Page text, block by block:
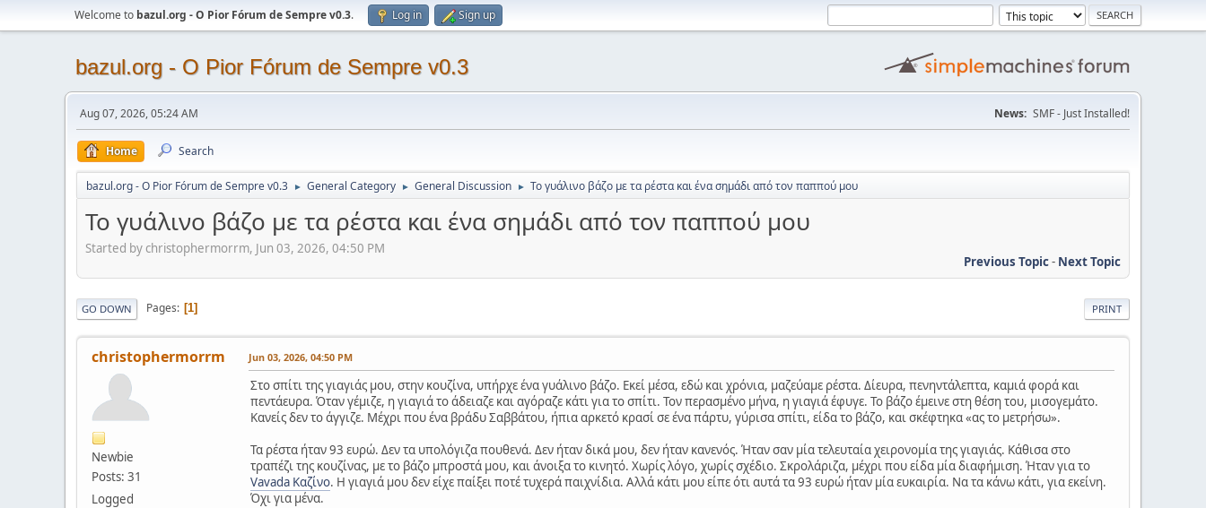
Welcome to bazul.org - O Pior Fórum de Sempre v0.3. Log in Sign up
bazul.org - O Pior Fórum de Sempre v0.3
Aug 07, 2026, 05:24 AM News: SMF - Just Installed!
Home Search
bazul.org - O Pior Fórum de Sempre v0.3 ► General Category ► General Discussion ► Το γυάλινο βάζο με τα ρέστα και ένα σημάδι από τον παππού μου
Το γυάλινο βάζο με τα ρέστα και ένα σημάδι από τον παππού μου
Started by christophermorrm, Jun 03, 2026, 04:50 PM
Previous Topic- Next Topic
PRINT
GO DOWN Pages 1
christophermorrm
Newbie
Posts: 31
Logged
Jun 03, 2026, 04:50 PM
Στο σπίτι της γιαγιάς μου, στην κουζίνα, υπήρχε ένα γυάλινο βάζο. Εκεί μέσα, εδώ και χρόνια, μαζεύαμε ρέστα. Δίευρα, πενηντάλεπτα, καμιά φορά και
πεντάευρα. Όταν γέμιζε, η γιαγιά το άδειαζε και αγόραζε κάτι για το σπίτι. Τον περασμένο μήνα, η γιαγιά έφυγε. Το βάζο έμεινε στη θέση του, μισογεμάτο.
Κανείς δεν το άγγιζε. Μέχρι που ένα βράδυ Σαββάτου, ήπια αρκετό κρασί σε ένα πάρτυ, γύρισα σπίτι, είδα το βάζο, και σκέφτηκα «ας το μετρήσω».
Τα ρέστα ήταν 93 ευρώ. Δεν τα υπολόγιζα πουθενά. Δεν ήταν δικά μου, δεν ήταν κανενός. Ήταν σαν μία τελευταία χειρονομία της γιαγιάς. Κάθισα στο
τραπέζι της κουζίνας, με το βάζο μπροστά μου, και άνοιξα το κινητό. Χωρίς λόγο, χωρίς σχέδιο. Σκρολάριζα, μέχρι που είδα μία διαφήμιση. Ήταν για το
Vavada Καζίνο. Η γιαγιά μου δεν είχε παίξει ποτέ τυχερά παιχνίδια. Αλλά κάτι μου είπε ότι αυτά τα 93 ευρώ ήταν μία ευκαιρία. Να τα κάνω κάτι, για εκείνη.
Όχι για μένα.